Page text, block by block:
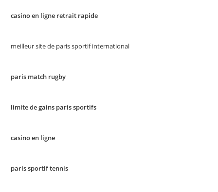
casino en ligne retrait rapide
meilleur site de paris sportif international
paris match rugby
limite de gains paris sportifs
casino en ligne
paris sportif tennis